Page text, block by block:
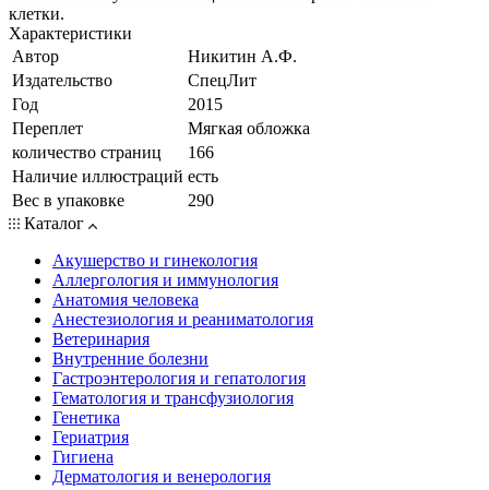
клетки.
Характеристики
Автор
Никитин А.Ф.
Издательство
СпецЛит
Год
2015
Переплет
Мягкая обложка
количество страниц
166
Наличие иллюстраций есть
Вес в упаковке
290
Каталог
Акушерство и гинекология
Аллергология и иммунология
Анатомия человека
Анестезиология и реаниматология
Ветеринария
Внутренние болезни
Гастроэнтерология и гепатология
Гематология и трансфузиология
Генетика
Гериатрия
Гигиена
Дерматология и венерология